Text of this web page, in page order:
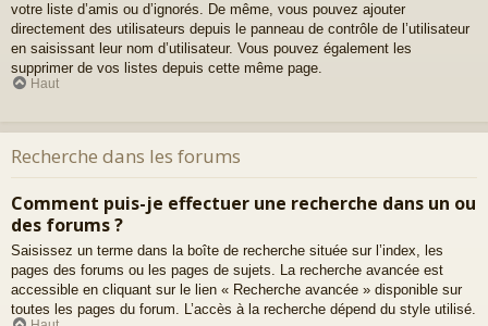
votre liste d’amis ou d’ignorés. De même, vous pouvez ajouter
directement des utilisateurs depuis le panneau de contrôle de l’utilisateur
en saisissant leur nom d’utilisateur. Vous pouvez également les
supprimer de vos listes depuis cette même page.
Haut
Recherche dans les forums
Comment puis-je effectuer une recherche dans un ou
des forums ?
Saisissez un terme dans la boîte de recherche située sur l’index, les
pages des forums ou les pages de sujets. La recherche avancée est
accessible en cliquant sur le lien « Recherche avancée » disponible sur
toutes les pages du forum. L’accès à la recherche dépend du style utilisé.